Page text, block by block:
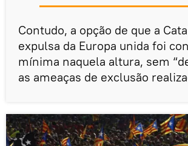
Contudo, a opção de que a
expulsa da Europa unida foi
mínima naquela altura, sem
as ameaças de exclusão